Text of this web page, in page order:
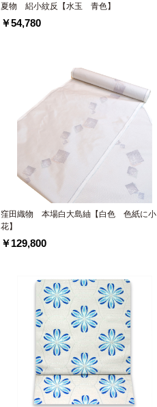
夏物 絽小紋反【水玉 青色】
￥54,780
窪田織物 本場白大島紬【白色 色紙に小
花】
￥129,800